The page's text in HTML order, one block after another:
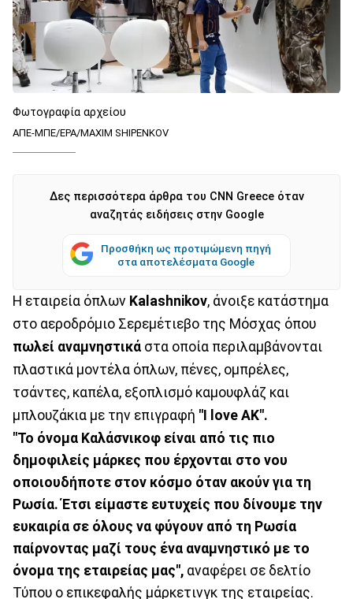
Φωτογραφία αρχείου
ΑΠΕ-ΜΠΕ/ΕΡΑ/MAXIM SHIPENKOV
Δες περισσότερα άρθρα του CNN Greece όταν
αναζητάς ειδήσεις στην Google
Προσθήκη ως προτιμώμενη πηγή
στα αποτελέσματα Google
Η εταιρεία όπλων Kalashnikov, άνοιξε κατάστημα
στο αεροδρόμιο Σερεμέτιεβο της Μόσχας όπου
πωλεί αναμνηστικά στα οποία περιλαμβάνονται
πλαστικά μοντέλα όπλων, πένες, ομπρέλες,
τσάντες, καπέλα, εξοπλισμό καμουφλάζ και
μπλουζάκια με την επιγραφή "I love AK".
"Το όνομα Καλάσνικοφ είναι από τις πιο
δημοφιλείς μάρκες που έρχονται στο νου
οποιουδήποτε στον κόσμο όταν ακούν για τη
Ρωσία. Έτσι είμαστε ευτυχείς που δίνουμε την
ευκαιρία σε όλους να φύγουν από τη Ρωσία
παίρνοντας μαζί τους ένα αναμνηστικό με το
όνομα της εταιρείας μας", αναφέρει σε δελτίο
Τύπου ο επικεφαλής μάρκετινγκ της εταιρείας.